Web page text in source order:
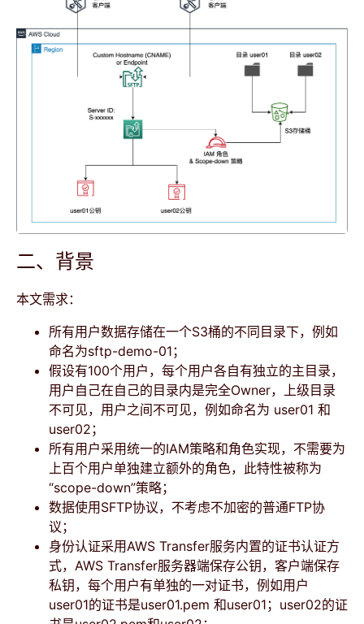
二、背景
本文需求：
所有用户数据存储在一个S3桶的不同目录下，例如
命名为sftp-demo-01；
假设有100个用户，每个用户各自有独立的主目录，
用户自己在自己的目录内是完全Owner，上级目录
不可见，用户之间不可见，例如命名为 user01 和
user02；
所有用户采用统一的IAM策略和角色实现，不需要为
上百个用户单独建立额外的角色，此特性被称为
“scope-down”策略；
数据使用SFTP协议，不考虑不加密的普通FTP协
议；
身份认证采用AWS Transfer服务内置的证书认证方
式，AWS Transfer服务器端保存公钥，客户端保存
私钥，每个用户有单独的一对证书，例如用户
user01的证书是user01.pem 和user01；user02的证